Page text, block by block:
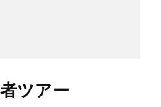
ツアー